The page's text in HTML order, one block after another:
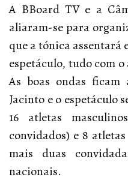
A BBoard TV e a
aliaram-se para
que a tónica assentará
espetáculo, tudo com
As boas ondas
Jacinto e o espetáculo
16 atletas
convidados) e 8
mais duas
nacionais.